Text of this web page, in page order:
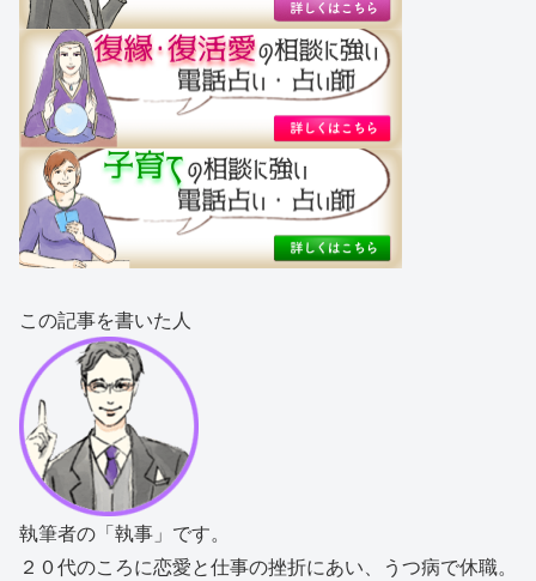
この記事を書いた人
執筆者の「執事」です。
２０代のころに恋愛と仕事の挫折にあい、うつ病で休職。